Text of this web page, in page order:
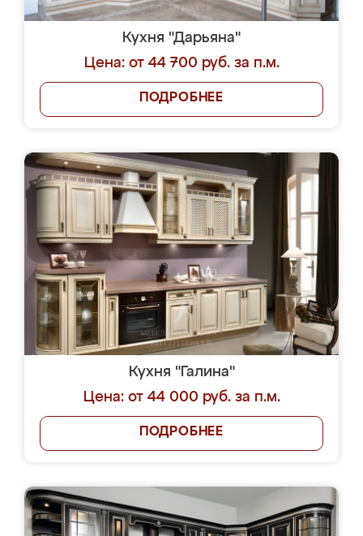
Кухня "Дарьяна"
Цена: от 44 700 руб. за п.м.
ПОДРОБНЕЕ
Кухня "Галина"
Цена: от 44 000 руб. за п.м.
ПОДРОБНЕЕ